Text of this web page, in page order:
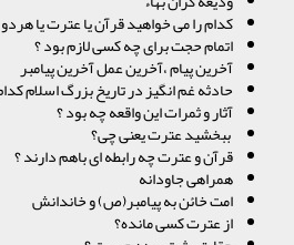
کدام را می خواهید قرآن یا عترت یا هردو
اتمام حجت برای چه کسی لازم بود ؟
آخرین پیام ،آخرین عمل آخرین پیامبر
حادثه غم انگیز در تاریخ بزرگ اسلام
آثار و ثمرات این واقعه چه بود ؟
ببخشید عترت یعنی چی؟
قرآن و عترت چه رابطه ای باهم دارند ؟
همراهی جاودانه
امت خائن به پیامبر(ص) و خاندانش
از عترت کسی مانده؟